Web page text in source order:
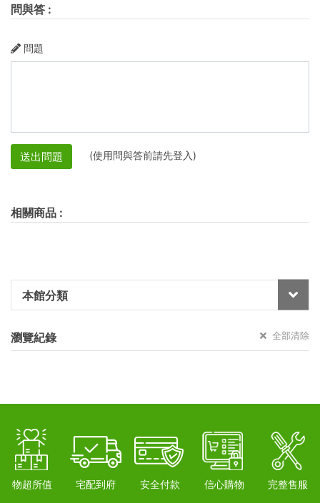
本館分類
瀏覽紀錄 全部清除
問與答 :
問題
送出問題 (使用問與答前請先登入)
相關商品 :
物超所值 宅配到府 安全付款 信心購物 完整售服